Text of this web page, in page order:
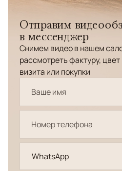
Отправим
в мессенджер
Снимем видео в нашем
рассмотреть фактуру,
визита или покупки
WhatsApp